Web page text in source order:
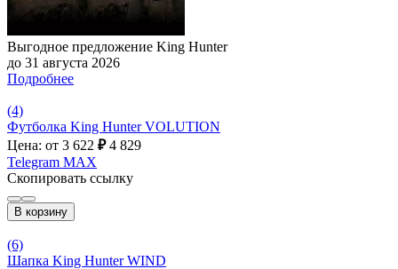
Выгодное предложение King Hunter
до 31 августа 2026
Подробнее
(4)
Футболка King Hunter VOLUTION
Цена: от 3 622 ₽ 4 829
Telegram MAX
Скопировать ссылку
В корзину
(6)
Шапка King Hunter WIND